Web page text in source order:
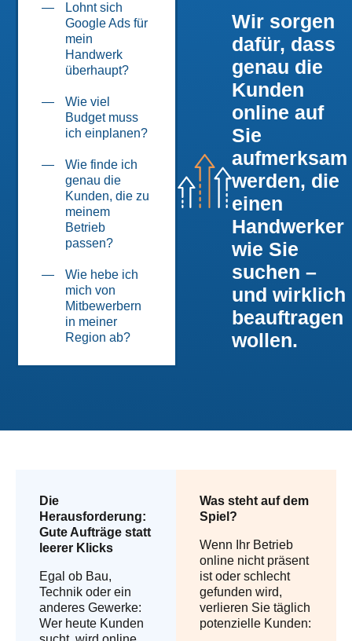
Lohnt sich
Google Ads für
mein
Handwerk
überhaupt?
Wie viel
Budget muss
ich einplanen?
Wie finde ich
genau die
Kunden, die zu
meinem
Betrieb
passen?
Wie hebe ich
mich von
Mitbewerbern
in meiner
Region ab?
Wir sorgen
dafür, dass
genau die
Kunden
online auf
Sie
aufmerksam
werden, die
einen
Handwerker
wie Sie
suchen –
und wirklich
beauftragen
wollen.
Die
Herausforderung:
Gute Aufträge statt
leerer Klicks
Egal ob Bau,
Technik oder ein
anderes Gewerke:
Wer heute Kunden
Was steht auf dem
Spiel?
Wenn Ihr Betrieb
online nicht präsent
ist oder schlecht
gefunden wird,
verlieren Sie täglich
potenzielle Kunden: